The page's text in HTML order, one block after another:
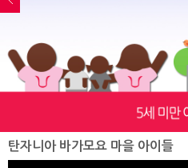
탄자니아 바가모요 마을 아이들